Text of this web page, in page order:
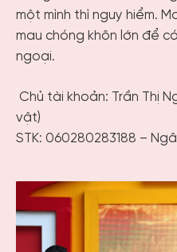
một mình thì nguy hiểm.
mau chóng khôn lớn để
ngoại.
Chủ tài khoản: Trần Thị
vật)
STK: 060280283188 –